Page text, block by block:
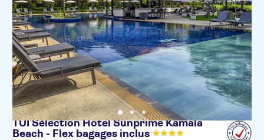
TUI Sélection Hôtel Sunprime Kamala
Beach - Flex bagages inclus